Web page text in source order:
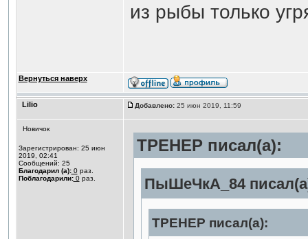
из рыбы только
Вернуться наверх
Lilio Добавлено:25 июн 2019, 11:59
Новичок
Зарегистрирован: 25 июн
2019, 02:41
Сообщений: 25
Благодарил (а):0раз.
Поблагодарили:0раз.
ТРЕНЕР писал(а):
ПыШеЧкА_84
ТРЕНЕР писал(а):